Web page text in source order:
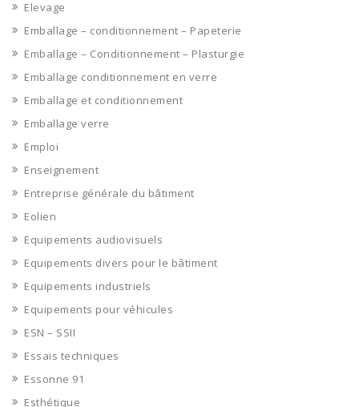
Elevage
Emballage – conditionnement – Papeterie
Emballage – Conditionnement – Plasturgie
Emballage conditionnement en verre
Emballage et conditionnement
Emballage verre
Emploi
Enseignement
Entreprise générale du bâtiment
Eolien
Equipements audiovisuels
Equipements divers pour le bâtiment
Equipements industriels
Equipements pour véhicules
ESN – SSII
Essais techniques
Essonne 91
Esthétique